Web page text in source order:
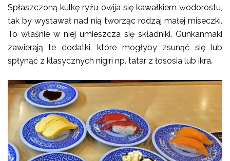
Spłaszczoną kulkę ryżu owija się kawałkiem wodorostu,
tak by wystawał nad nią tworząc rodzaj małej miseczki.
To właśnie w niej umieszcza się składniki. Gunkanmaki
zawierają te dodatki, które mogłyby zsunąć się lub
spłynąć z klasycznych nigiri np. tatar z łososia lub ikra.